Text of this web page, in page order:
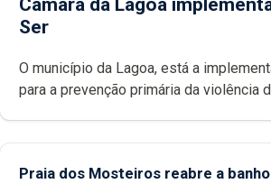
Câmara da Lagoa
Ser
O município da Lagoa, está a
para a prevenção primária da violência
Praia dos Mosteiros reabre a